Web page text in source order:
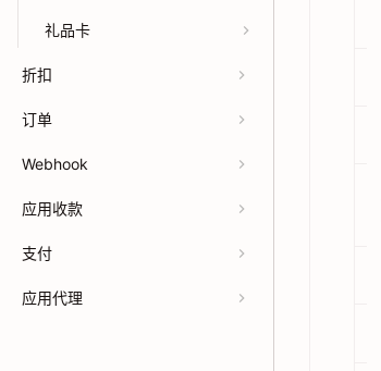
礼品卡
折扣
订单
Webhook
应用收款
支付
应用代理